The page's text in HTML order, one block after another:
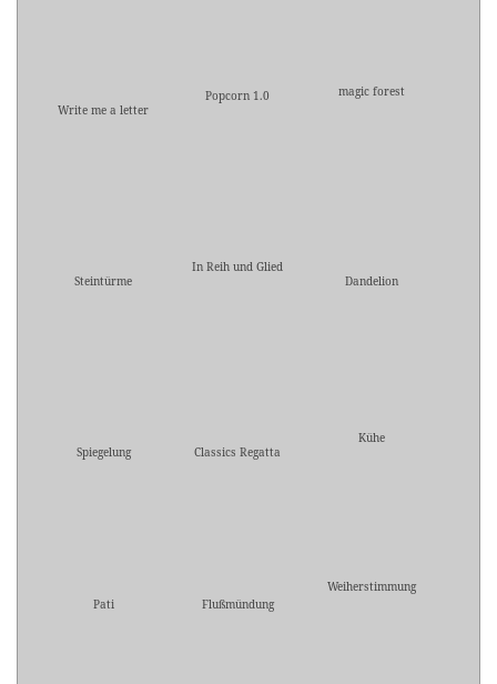
Write me a letter
Popcorn 1.0 magic forest
Steintürme
In Reih und Glied
Dandelion
Spiegelung Classics Regatta
Kühe
Pati Flußmündung
Weiherstimmung